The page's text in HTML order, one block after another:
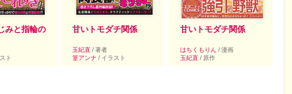
みと指輪の
ト
甘いトモダチ関係
玉紀直 / 著者
篁アンナ / イラスト
甘いトモダチ関係
はちくもりん / 漫画
玉紀直 / 原作